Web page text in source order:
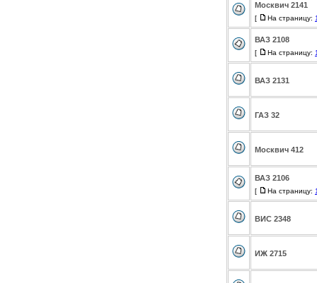
Москвич 2141
[ На страницу:
ВАЗ 2108
[ На страницу:
ВАЗ 2131
ГАЗ 32
Москвич 412
ВАЗ 2106
[ На страницу:
ВИС 2348
ИЖ 2715